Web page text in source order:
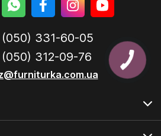
331-60-05
312-09-76